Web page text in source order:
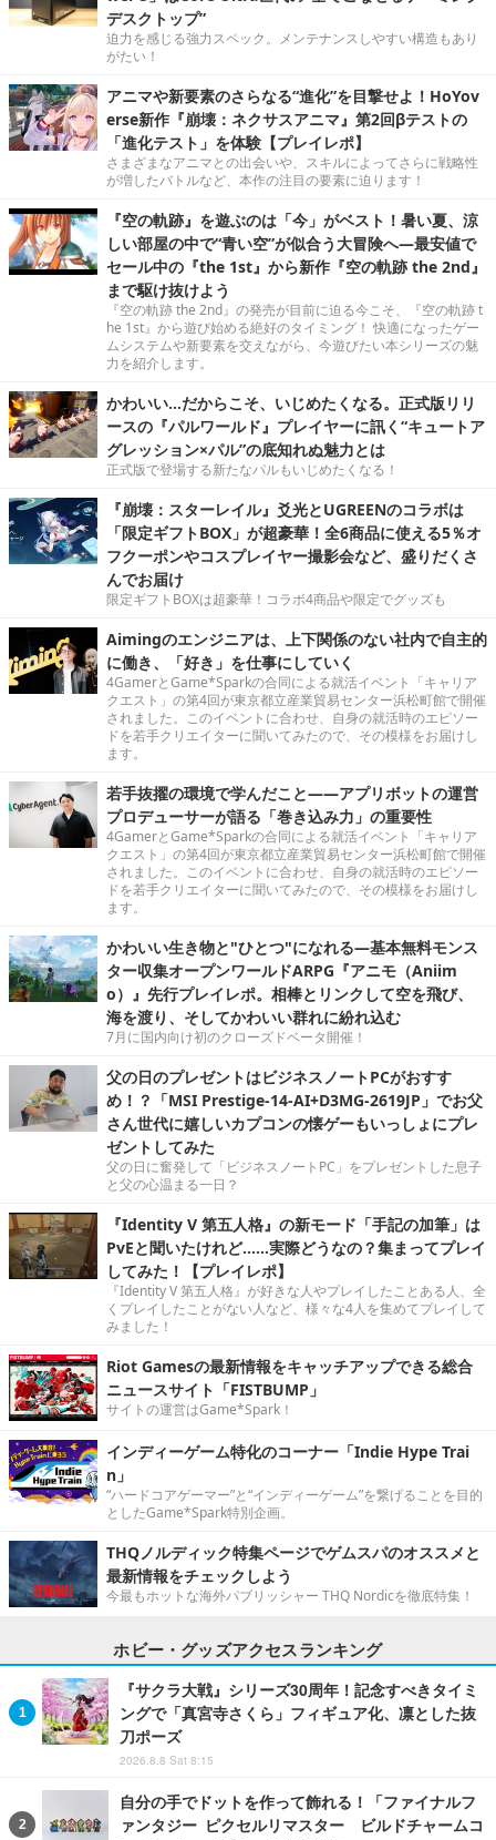
デスクトップ”
迫力を感じる強力スペック。メンテナンスしやすい構造もあり
がたい！
アニマや新要素のさらなる“進化”を目撃せよ！HoYov
erse新作『崩壊：ネクサスアニマ』第2回βテストの
「進化テスト」を体験【プレイレポ】
さまざまなアニマとの出会いや、スキルによってさらに戦略性
が増したバトルなど、本作の注目の要素に迫ります！
『空の軌跡』を遊ぶのは「今」がベスト！暑い夏、涼
しい部屋の中で“青い空”が似合う大冒険へ―最安値で
セール中の『the 1st』から新作『空の軌跡 the 2nd』
まで駆け抜けよう
『空の軌跡 the 2nd』の発売が目前に迫る今こそ、『空の軌跡 t
he 1st』から遊び始める絶好のタイミング！ 快適になったゲー
ムシステムや新要素を交えながら、今遊びたい本シリーズの魅
力を紹介します。
かわいい…だからこそ、いじめたくなる。正式版リリ
ースの『パルワールド』プレイヤーに訊く“キュートア
グレッション×パル”の底知れぬ魅力とは
正式版で登場する新たなパルもいじめたくなる！
『崩壊：スターレイル』爻光とUGREENのコラボは
「限定ギフトBOX」が超豪華！全6商品に使える5％オ
フクーポンやコスプレイヤー撮影会など、盛りだくさ
んでお届け
限定ギフトBOXは超豪華！コラボ4商品や限定でグッズも
Aimingのエンジニアは、上下関係のない社内で自主的
に働き、「好き」を仕事にしていく
4GamerとGame*Sparkの合同による就活イベント「キャリア
クエスト」の第4回が東京都立産業貿易センター浜松町館で開催
されました。このイベントに合わせ、自身の就活時のエピソー
ドを若手クリエイターに聞いてみたので、その模様をお届けし
ます。
若手抜擢の環境で学んだこと――アプリボットの運営
プロデューサーが語る「巻き込み力」の重要性
4GamerとGame*Sparkの合同による就活イベント「キャリア
クエスト」の第4回が東京都立産業貿易センター浜松町館で開催
されました。このイベントに合わせ、自身の就活時のエピソー
ドを若手クリエイターに聞いてみたので、その模様をお届けし
ます。
かわいい生き物と"ひとつ"になれる―基本無料モンス
ター収集オープンワールドARPG『アニモ（Aniim
o）』先行プレイレポ。相棒とリンクして空を飛び、
海を渡り、そしてかわいい群れに紛れ込む
7月に国内向け初のクローズドベータ開催！
父の日のプレゼントはビジネスノートPCがおすす
め！？「MSI Prestige-14-AI+D3MG-2619JP」でお父
さん世代に嬉しいカプコンの懐ゲーもいっしょにプレ
ゼントしてみた
父の日に奮発して「ビジネスノートPC」をプレゼントした息子
と父の心温まる一日？
『Identity V 第五人格』の新モード「手記の加筆」は
PvEと聞いたけれど……実際どうなの？集まってプレイ
してみた！【プレイレポ】
『Identity V 第五人格』が好きな人やプレイしたことある人、全
くプレイしたことがない人など、様々な4人を集めてプレイして
みました！
Riot Gamesの最新情報をキャッチアップできる総合
ニュースサイト「FISTBUMP」
サイトの運営はGame*Spark！
インディーゲーム特化のコーナー「Indie Hype Trai
n」
“ハードコアゲーマー”と“インディーゲーム”を繋げることを目的
としたGame*Spark特別企画。
THQノルディック特集ページでゲムスパのオススメと
最新情報をチェックしよう
今最もホットな海外パブリッシャー THQ Nordicを徹底特集！
ホビー・グッズアクセスランキング
『サクラ大戦』シリーズ30周年！記念すべきタイミ
ングで「真宮寺さくら」フィギュア化、凛とした抜
刀ポーズ
2026.8.8 Sat 8:15
自分の手でドットを作って飾れる！「ファイナルフ
ァンタジー ピクセルリマスター ビルドチャームコ